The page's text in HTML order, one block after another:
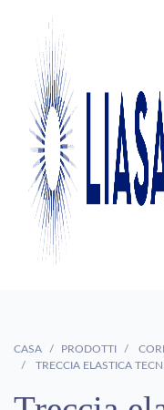
CASA PRODOTTI
TRECCIA ELASTICA